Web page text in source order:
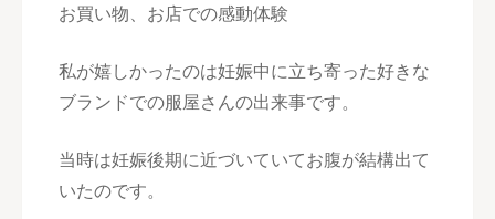
お買い物、お店での感動体験
私が嬉しかったのは妊娠中に立ち寄った好きな
ブランドでの服屋さんの出来事です。
当時は妊娠後期に近づいていてお腹が結構出て
いたのです。